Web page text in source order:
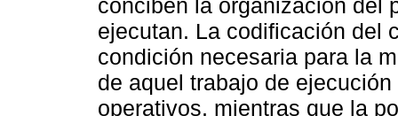
ejecutan. La codificación del
condición necesaria para la
de aquel trabajo de
operativos, mientras que la